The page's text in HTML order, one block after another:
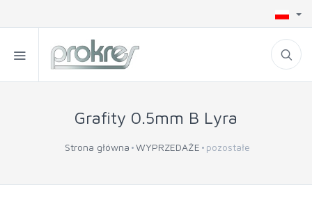
Grafity 0.5mm B Lyra
Strona główna WYPRZEDAŻE pozostałe